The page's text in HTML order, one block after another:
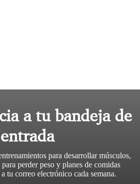
a tu bandeja de
entrada
para desarrollar músculos,
perder peso y planes de comidas
tu correo electrónico cada semana.